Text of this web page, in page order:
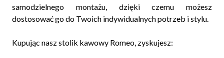
samodzielnego montażu, dzięki czemu możesz
dostosować go do Twoich indywidualnych potrzeb i stylu.
Kupując nasz stolik kawowy Romeo, zyskujesz: